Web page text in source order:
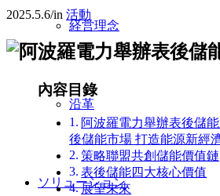
経営理念
沿革
ソリューション
2025.5.6/in 活動
內容目錄
阿波羅電力舉辦表後儲
後儲能市場 打造能源新經
策略聯盟共創儲能價值鏈
表後儲能四大核心價值
展望未來